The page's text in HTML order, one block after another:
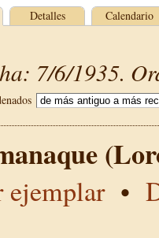
Detalles Calendario
7/6/1935.
ejemplar•